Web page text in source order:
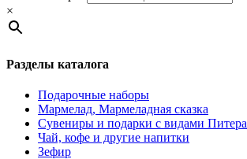
×
Разделы каталога
Подарочные наборы
Мармелад, Мармеладная сказка
Сувениры и подарки с видами Питера
Чай, кофе и другие напитки
Зефир